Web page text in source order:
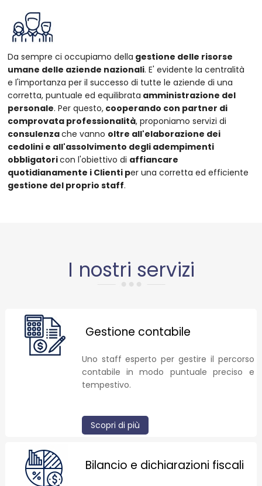
Da sempre ci occupiamo della gestione delle risorse
umane delle aziende nazionali. E' evidente la centralità
e l'importanza per il successo di tutte le aziende di una
corretta, puntuale ed equilibrata amministrazione del
personale. Per questo, cooperando con partner di
comprovata professionalità, proponiamo servizi di
consulenzache vanno oltre all'elaborazione dei
cedolini e all'assolvimento degli adempimenti
obbligatoricon l'obiettivo di affiancare
quotidianamente i Clienti per una corretta ed efficiente
gestione del proprio staff.
I nostri servizi
Gestione contabile
Uno staff esperto per gestire il percorso
contabile in modo puntuale preciso e
tempestivo.
Scopri di più
Bilancio e dichiarazioni fiscali